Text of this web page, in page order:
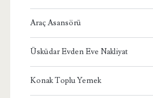
Araç Asansörü
Üsküdar Evden Eve Nakliyat
Konak Toplu Yemek